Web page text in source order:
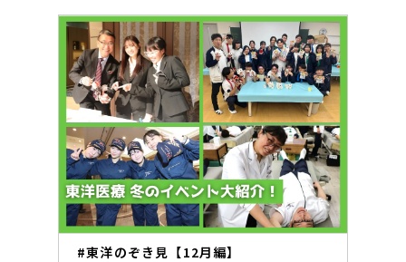
#東洋のぞき見【12月編】